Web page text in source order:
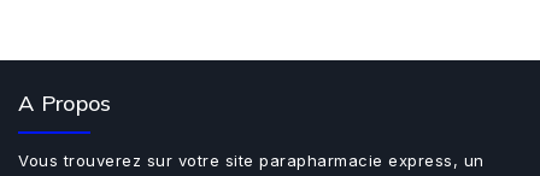
A Propos
Vous trouverez sur votre site parapharmacie express, un